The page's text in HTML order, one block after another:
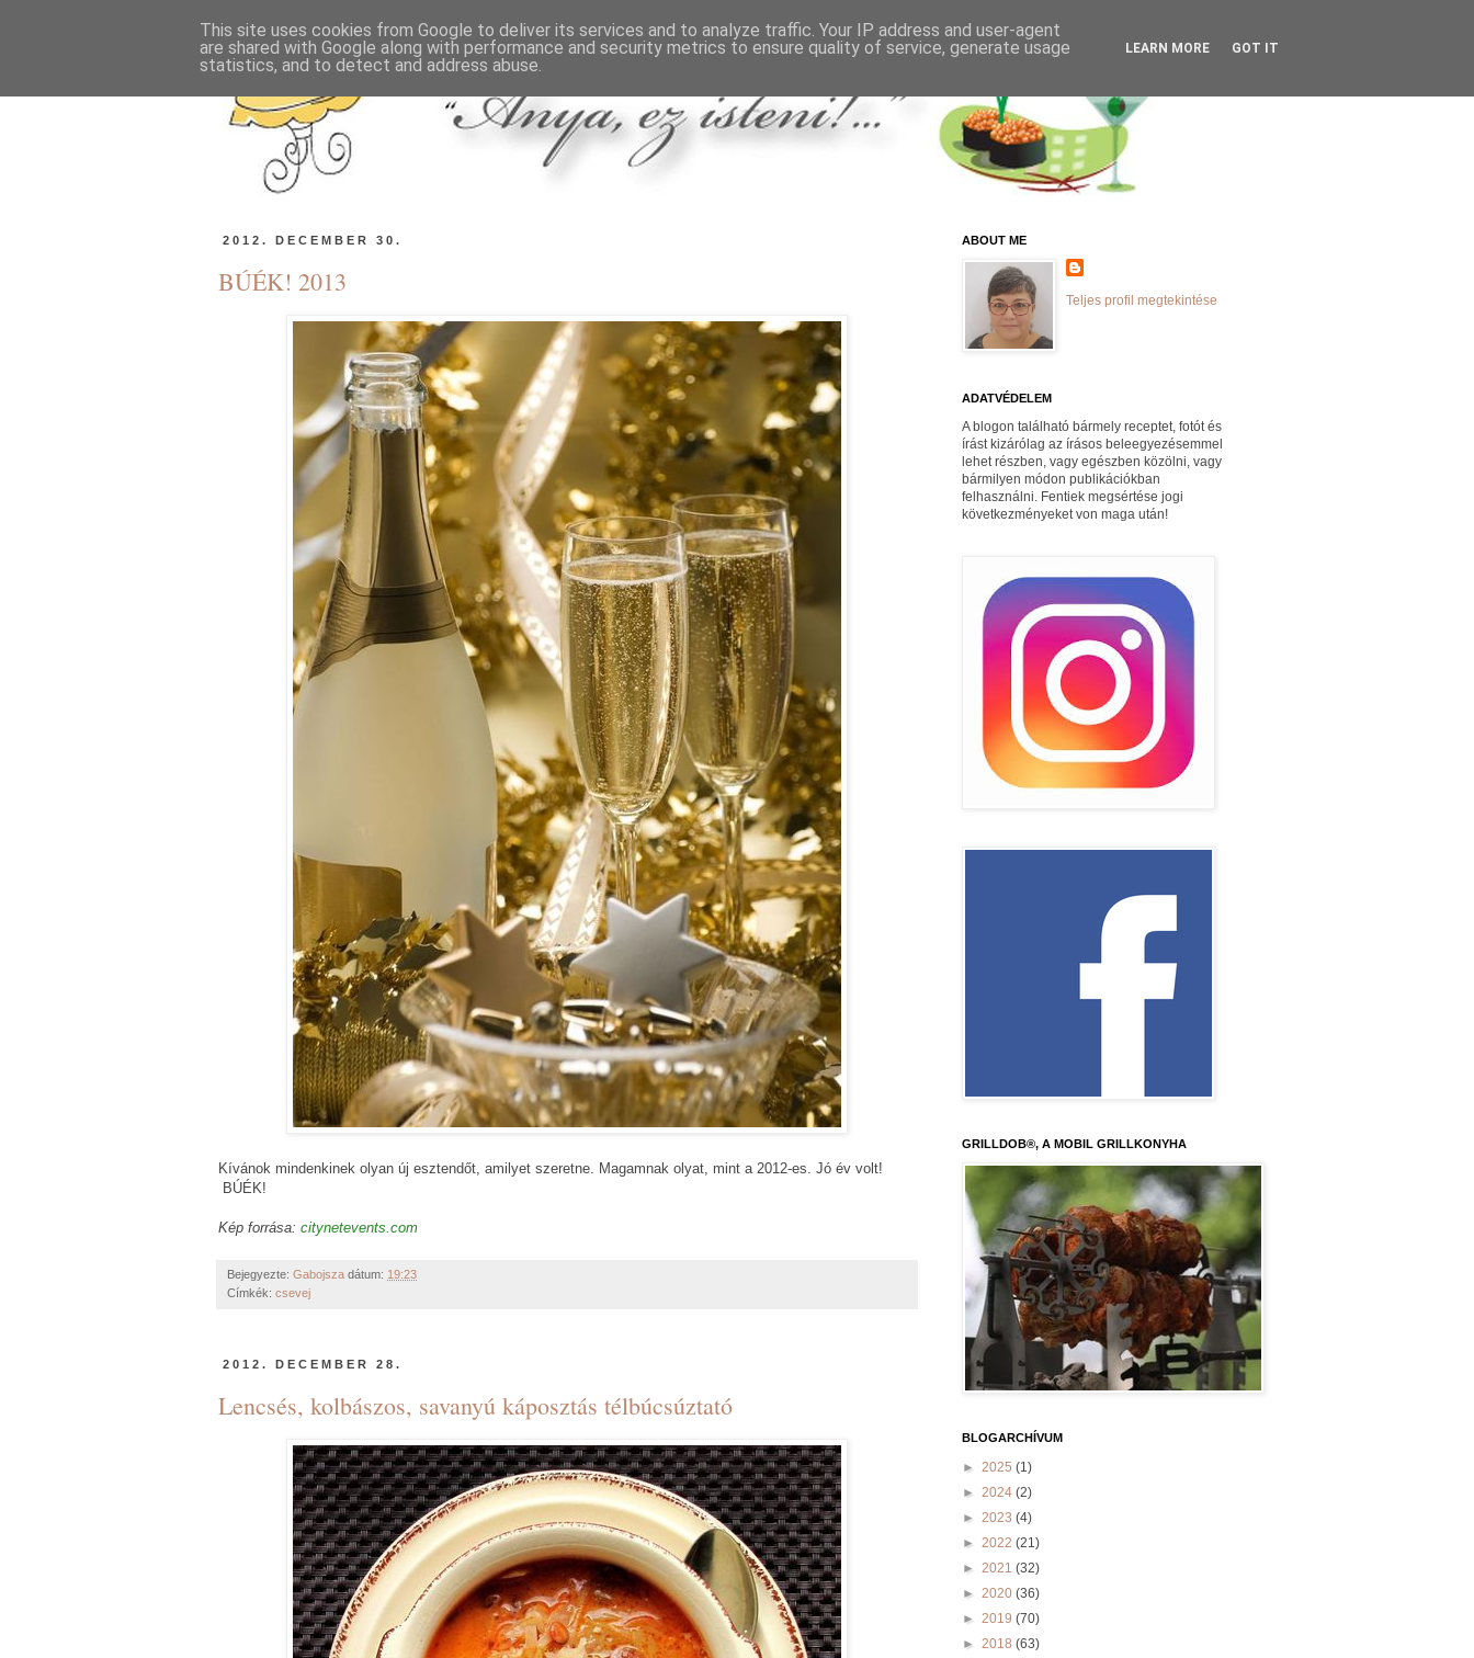
2012. DECEMBER 30.
BÚÉK! 2013
Kívánok mindenkinek olyan új esztendőt, amilyet szeretne. Magamnak olyat, mint a 2012-es. Jó év volt!
BÚÉK!
Kép forrása: citynetevents.com
Bejegyezte: Gabojsza dátum: 19:23
Címkék: csevej
2012. DECEMBER 28.
Lencsés, kolbászos, savanyú káposztás télbúcsúztató
ABOUT ME
Teljes profil megtekintése
ADATVÉDELEM
A blogon található bármely receptet, fotót és
írást kizárólag az írásos beleegyezésemmel
lehet részben, vagy egészben közölni, vagy
bármilyen módon publikációkban
felhasználni. Fentiek megsértése jogi
következményeket von maga után!
GRILLDOB®, A MOBIL GRILLKONYHA
BLOGARCHÍVUM
► 2025 (1)
► 2024 (2)
► 2023 (4)
► 2022 (21)
► 2021 (32)
► 2020 (36)
► 2019 (70)
► 2018 (63)
This site uses cookies from Google to deliver its services and to analyze traffic. Your IP address and user-agent
are shared with Google along with performance and security metrics to ensure quality of service, generate usage
statistics, and to detect and address abuse.
LEARN MORE GOT IT